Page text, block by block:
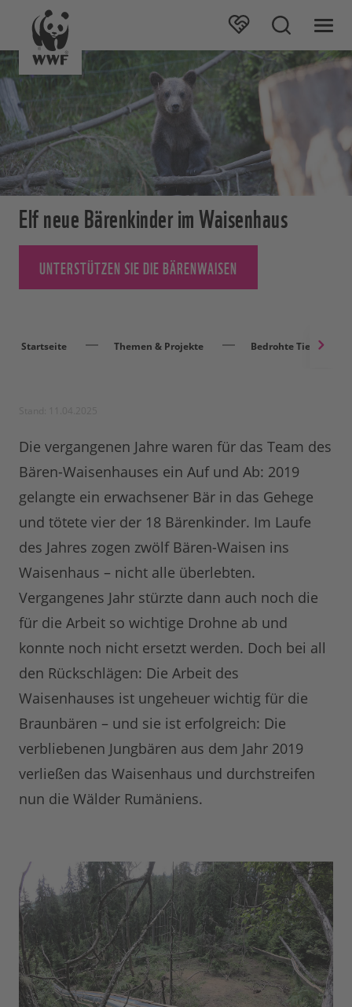
Elf neue Bärenkinder im Waisenhaus
UNTERSTÜTZEN SIE DIE BÄRENWAISEN
Startseite Themen & Projekte Bedrohte Tierarten
Die vergangenen Jahre waren für das Team des
Bären-Waisenhauses ein Auf und Ab: 2019
gelangte ein erwachsener Bär in das Gehege
und tötete vier der 18 Bärenkinder. Im Laufe
des Jahres zogen zwölf Bären-Waisen ins
Waisenhaus – nicht alle überlebten.
Vergangenes Jahr stürzte dann auch noch die
für die Arbeit so wichtige Drohne ab und
konnte noch nicht ersetzt werden. Doch bei all
den Rückschlägen: Die Arbeit des
Waisenhauses ist ungeheuer wichtig für die
Braunbären – und sie ist erfolgreich: Die
verbliebenen Jungbären aus dem Jahr 2019
verließen das Waisenhaus und durchstreifen
nun die Wälder Rumäniens.